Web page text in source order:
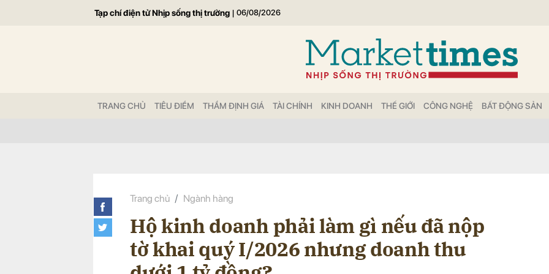
Tạp chí điện tử Nhịp sống thị trường | 06/08/2026
TRANG CHỦ TIÊU ĐIỂM THẨM ĐỊNH GIÁ TÀI CHÍNH KINH DOANH THẾ GIỚI CÔNG NGHỆ BẤT ĐỘNG SẢN
Trang chủ Ngành hàng
Hộ kinh doanh phải làm gì nếu đã nộp
tờ khai quý I/2026 nhưng doanh thu
Gửi bình luận